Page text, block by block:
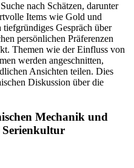
nach Schätzen, darunter
Items wie Gold und
Gespräch über
persönlichen Präferenzen
Themen wie der Einfluss von
werden angeschnitten,
Ansichten teilen. Dies
Diskussion über die
Mechanik und